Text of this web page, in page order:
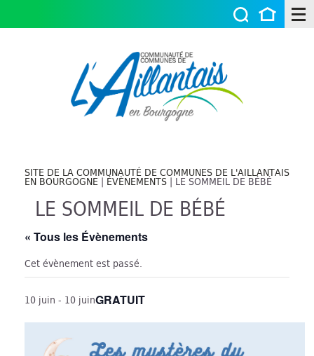
SITE DE LA COMMUNAUTÉ DE COMMUNES DE L'AILLANTAIS
EN BOURGOGNE | ÉVÈNEMENTS | LE SOMMEIL DE BÉBÉ
LE SOMMEIL DE BÉBÉ
« Tous les Évènements
Cet évènement est passé.
10 juin - 10 juinGRATUIT